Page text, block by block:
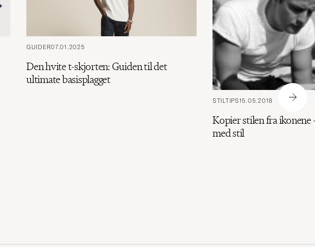
GUIDER07.01.2025
Den hvite t-skjorten: Guiden til det
ultimate basisplagget
STILTIPS15.05.2018
Kopier stilen fra
med stil